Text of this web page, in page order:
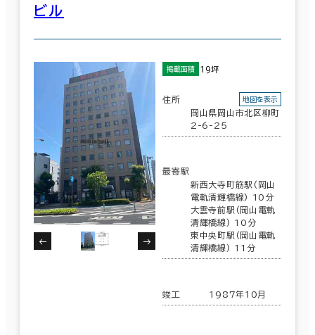
ビル
掲載面積 19坪
住所
岡山県岡山市北区柳町
2-6-25
地図を表示
最寄駅
新西大寺町筋駅(岡山
電軌清輝橋線) 10分
大雲寺前駅(岡山電軌
清輝橋線) 10分
東中央町駅(岡山電軌
清輝橋線) 11分
竣工 1987年10月